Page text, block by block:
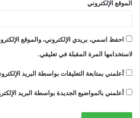
الموقع الإلكتروني
احفظ اسمي، بريدي الإلكتروني، والموقع
لاستخدامها المرة المقبلة في تعليقي.
أعلمني بمتابعة التعليقات بواسطة البريد
أعلمني بالمواضيع الجديدة بواسطة البريد